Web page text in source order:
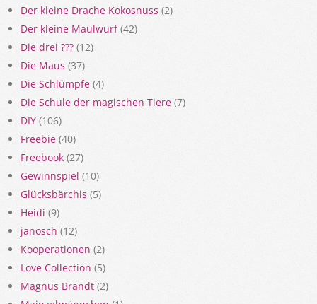
Der kleine Drache Kokosnuss (2)
Der kleine Maulwurf(42)
Die drei ??? (12)
Die Maus (37)
Die Schlümpfe (4)
Die Schule der magischen Tiere (7)
DIY (106)
Freebie (40)
Freebook (27)
Gewinnspiel (10)
Glücksbärchis (5)
Heidi (9)
janosch (12)
Kooperationen (2)
Love Collection (5)
Magnus Brandt (2)